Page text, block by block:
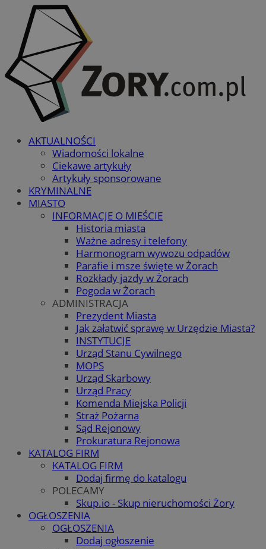
AKTUALNOŚCI
Wiadomości lokalne
Ciekawe artykuły
Artykuły sponsorowane
KRYMINALNE
MIASTO
INFORMACJE O MIEŚCIE
Historia miasta
Ważne adresy i telefony
Harmonogram wywozu odpadów
Parafie i msze święte w Żorach
Rozkłady jazdy w Żorach
Pogoda w Żorach
ADMINISTRACJA
Prezydent Miasta
Jak załatwić sprawę w Urzędzie Miasta?
INSTYTUCJE
Urząd Stanu Cywilnego
MOPS
Urząd Skarbowy
Urząd Pracy
Komenda Miejska Policji
Straż Pożarna
Sąd Rejonowy
Prokuratura Rejonowa
KATALOG FIRM
KATALOG FIRM
Dodaj firmę do katalogu
POLECAMY
Skup.io - Skup nieruchomości Żory
OGŁOSZENIA
OGŁOSZENIA
Dodaj ogłoszenie